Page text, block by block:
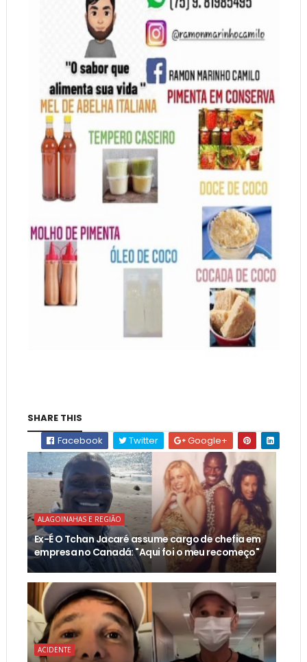
SHARE THIS
Facebook
Twitter Google+
ALAGOINAHAS E REGIÃO
Ex-É O Tchan Jacaré assume cargo de chefia em
empresa no Canadá: "Aqui foi o meu recomeço"
ACIDENTE